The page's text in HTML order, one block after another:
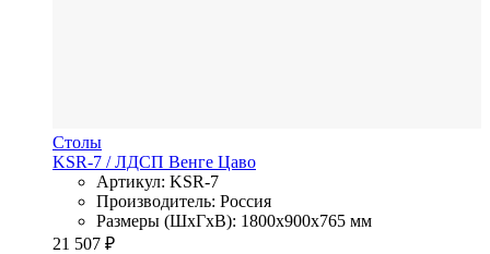
Столы
KSR-7 / ЛДСП Венге Цаво
Артикул: KSR-7
Производитель: Россия
Размеры (ШхГхВ): 1800x900x765 мм
21 507 ₽